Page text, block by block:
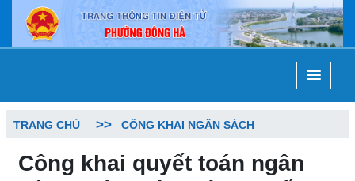
TRANG CHỦ CÔNG KHAI NGÂN SÁCH
Công khai quyết toán ngân